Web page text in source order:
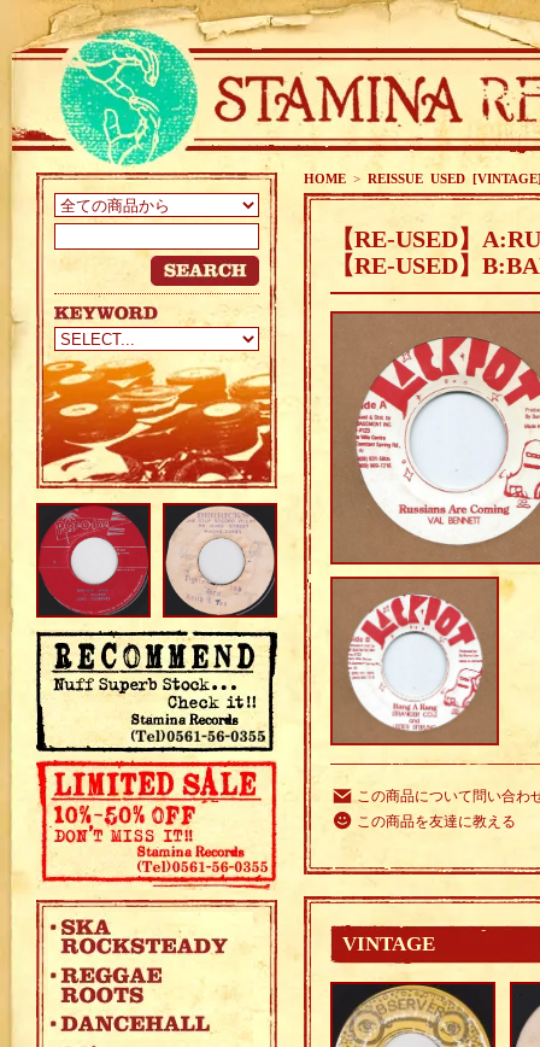
HOME > REISSUE USED
【RE-USED】
【RE-USED】
この商品について問い合わ
この商品を友達に教える
VINTAGE